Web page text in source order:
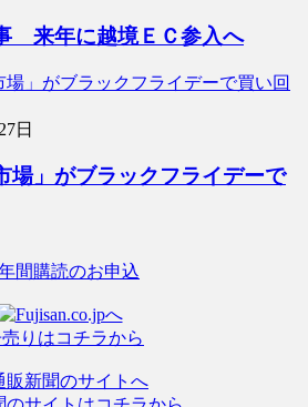
来年に越境ＥＣ参入へ
日
場」がブラックフライデーで
売りはコチラから